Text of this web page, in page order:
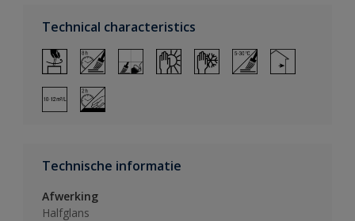
Technical characteristics
Technische informatie
Afwerking
Halfglans